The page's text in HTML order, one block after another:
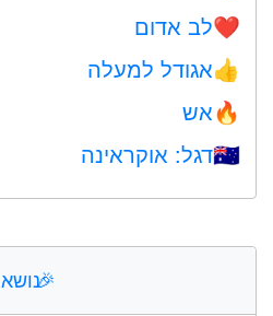
❤️לב אדום
👍אגודל למעלה
🔥אש
🇺🇦דגל: אוקראינה
🎉נושא